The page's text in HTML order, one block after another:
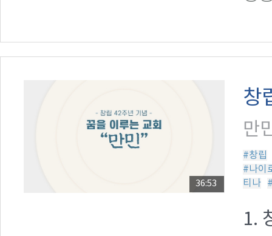
36:53
창
만
#창립
#나이
티나
1.